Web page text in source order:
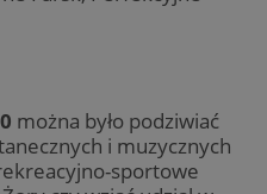
można było podziwiać
i muzycznych
sportowe